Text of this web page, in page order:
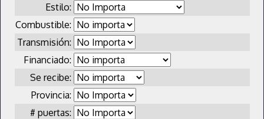
Estilo:
Combustible:
Transmisión:
Financiado:
Se recibe:
Provincia:
# puertas: